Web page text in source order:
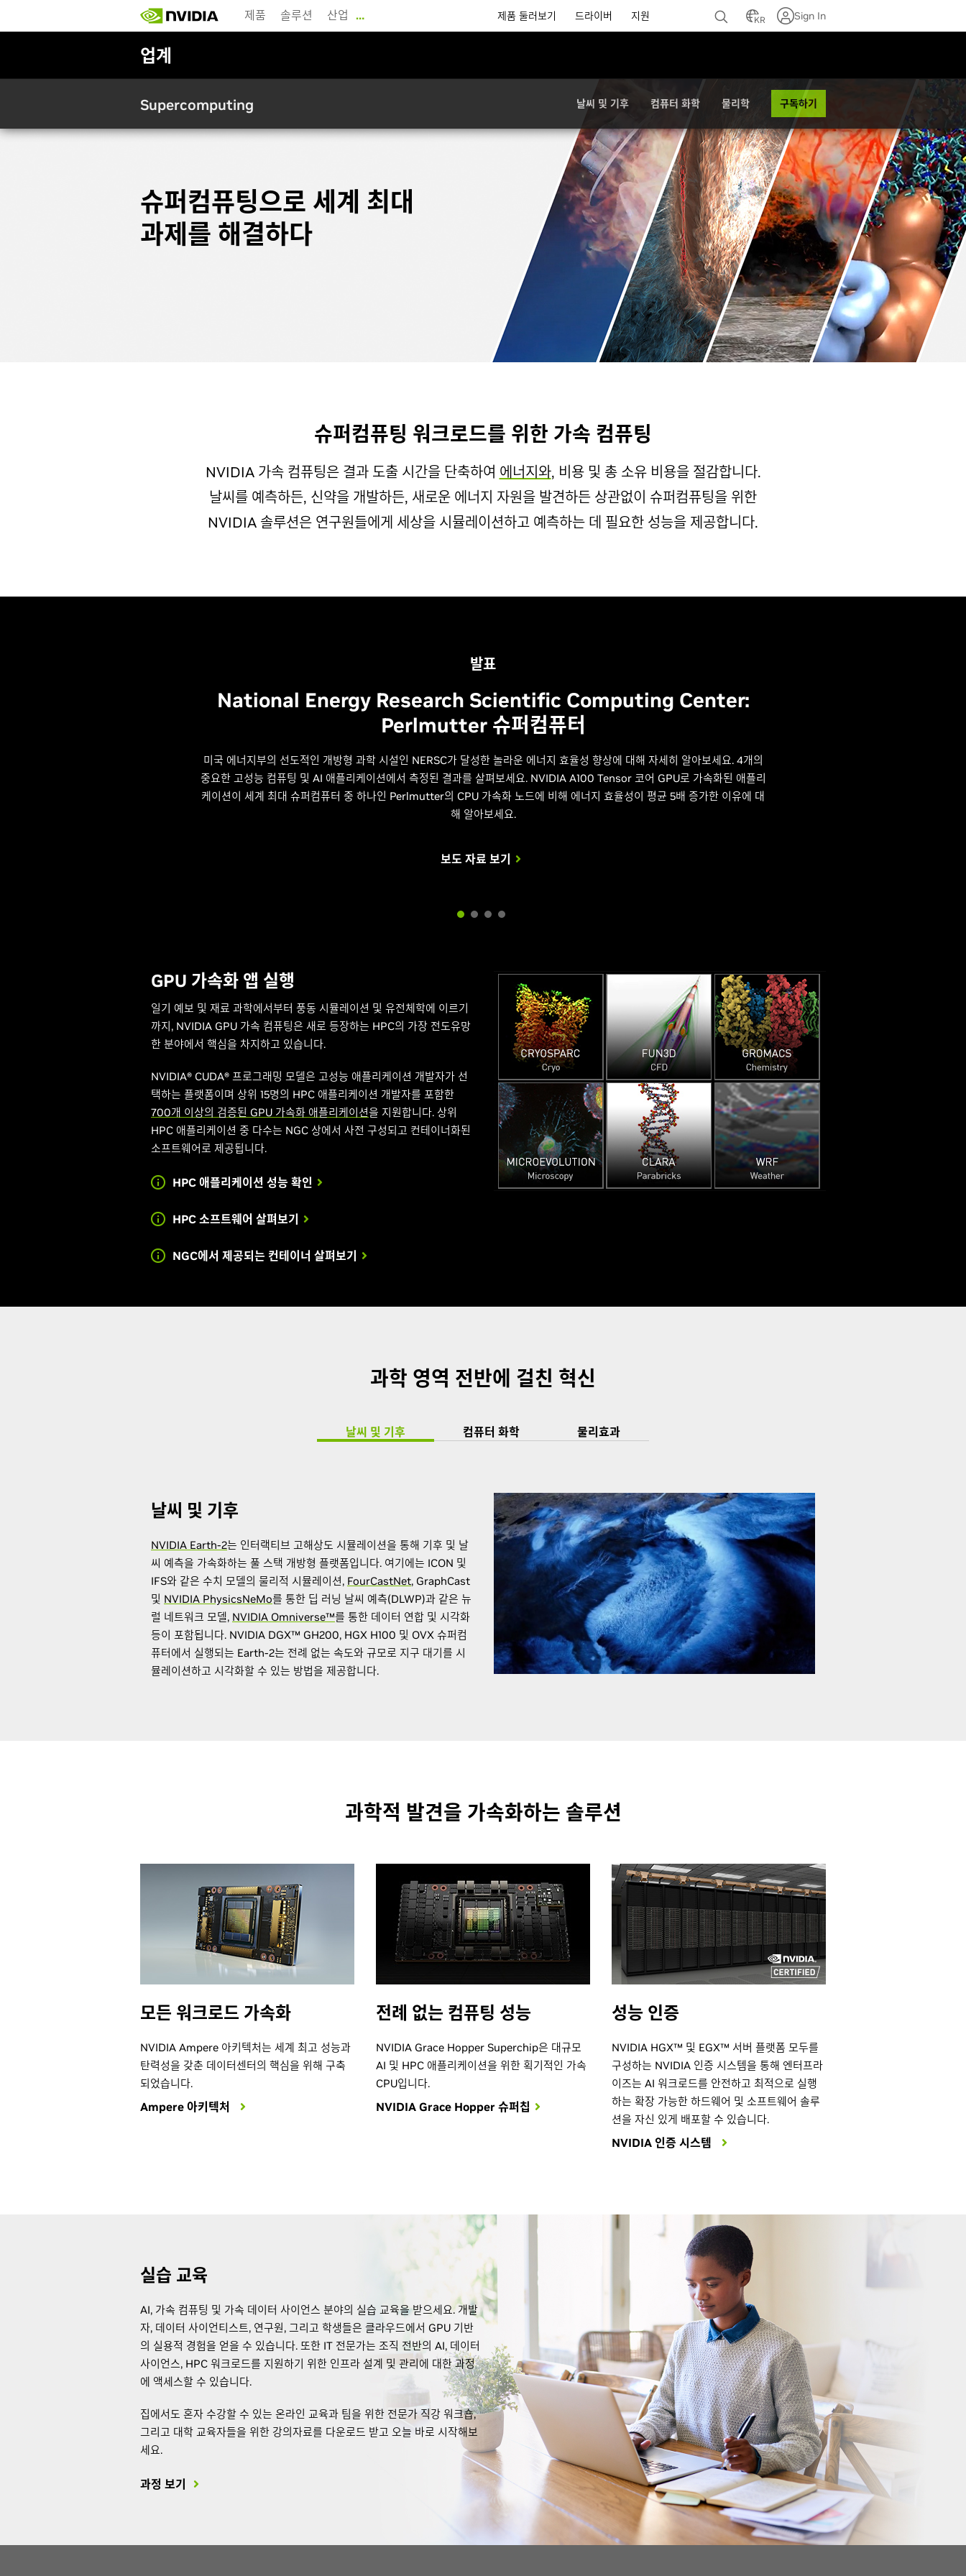
main
제품 솔루션 산업 … 제품 둘러보기 드라이버 지원 KR Sign In
업계
Supercomputing 날씨 및 기후 컴퓨터 화학 물리학 구독하기
슈퍼컴퓨팅으로 세계 최대
과제를 해결하다
슈퍼컴퓨팅 워크로드를 위한 가속 컴퓨팅
NVIDIA 가속 컴퓨팅은 결과 도출 시간을 단축하여 에너지와, 비용 및 총 소유 비용을 절감합니다.
날씨를 예측하든, 신약을 개발하든, 새로운 에너지 자원을 발견하든 상관없이 슈퍼컴퓨팅을 위한
NVIDIA 솔루션은 연구원들에게 세상을 시뮬레이션하고 예측하는 데 필요한 성능을 제공합니다.
발표
National Energy Research Scientific Computing Center:
Perlmutter 슈퍼컴퓨터
미국 에너지부의 선도적인 개방형 과학 시설인 NERSC가 달성한 놀라운 에너지 효율성 향상에 대해 자세히 알아보세요. 4개의
중요한 고성능 컴퓨팅 및 AI 애플리케이션에서 측정된 결과를 살펴보세요. NVIDIA A100 Tensor 코어 GPU로 가속화된 애플리
케이션이 세계 최대 슈퍼컴퓨터 중 하나인 Perlmutter의 CPU 가속화 노드에 비해 에너지 효율성이 평균 5배 증가한 이유에 대
해 알아보세요.
보도 자료 보기
영국의 GW4 제휴: Isambard 3 슈퍼컴퓨터
Grace CPU 아키텍처가 슈퍼컴퓨팅 혁신의 물결을 주도하고 에너지 효율성을 대폭 개선하며 재료 과학 및 재생 에너지와 같은
분야에서 연구소의 작업을 발전시킬 10엑사플롭 AI 슈퍼컴퓨터 Los Alamos National Laboratory의 Venado에서 지속 가능
한 고성능 컴퓨팅 솔루션의 새로운 시대를 여는 방법에 대해 살펴보세요.
보도 자료 보기
Los Alamos National Laboratory: Venado 슈퍼컴퓨
Grace CPU 아키텍처가 슈퍼컴퓨팅 혁신의 물결을 주도하고 에너지 효율성을 대폭 개선하며 재료 과학 및
재생 에너지와 같은 분야에서 연구소의 작업을 발전시킬 10엑사플롭 AI 슈퍼컴퓨터 Los Alamos National
Laboratory의 Venado에서 지속 가능한 고성능 컴퓨팅 솔루션의 새로운 시대를 여는 방법에 대해 살펴보세
보도 자료 보기
Argonne National Laboratory: Polaris 슈퍼컴퓨터
NVIDIA가 Polaris 슈퍼컴퓨터를 통해 Argonne National Laboratory에서 대규모 AI를 혁신하는 방법에
대해 알아보세요. 더 빠른 모델 훈련과 획기적인 과학적 발견을 주도하는 본 파트너십의 이면에 있는 기술에
대해 알아보세요.
보도 자료 보기
GPU 가속화 앱 실행
일기 예보 및 재료 과학에서부터 풍동 시뮬레이션 및 유전체학에 이르기
까지, NVIDIA GPU 가속 컴퓨팅은 새로 등장하는 HPC의 가장 전도유망
한 분야에서 핵심을 차지하고 있습니다.
NVIDIA® CUDA® 프로그래밍 모델은 고성능 애플리케이션 개발자가 선
택하는 플랫폼이며 상위 15명의 HPC 애플리케이션 개발자를 포함한
700개 이상의 검증된 GPU 가속화 애플리케이션을 지원합니다. 상위
HPC 애플리케이션 중 다수는 NGC 상에서 사전 구성되고 컨테이너화된
소프트웨어로 제공됩니다.
HPC 애플리케이션 성능 확인
HPC 소프트웨어 살펴보기
NGC에서 제공되는 컨테이너 살펴보기
과학 영역 전반에 걸친 혁신
날씨 및 기후 컴퓨터 화학 물리효과
날씨 및 기후
NVIDIA Earth-2는 인터랙티브 고해상도 시뮬레이션을 통해 기후 및 날
씨 예측을 가속화하는 풀 스택 개방형 플랫폼입니다. 여기에는 ICON 및
IFS와 같은 수치 모델의 물리적 시뮬레이션, FourCastNet, GraphCast
및 NVIDIA PhysicsNeMo를 통한 딥 러닝 날씨 예측(DLWP)과 같은 뉴
럴 네트워크 모델, NVIDIA Omniverse™를 통한 데이터 연합 및 시각화
등이 포함됩니다. NVIDIA DGX™ GH200, HGX H100 및 OVX 슈퍼컴
퓨터에서 실행되는 Earth-2는 전례 없는 속도와 규모로 지구 대기를 시
뮬레이션하고 시각화할 수 있는 방법을 제공합니다.
과학적 발견을 가속화하는 솔루션
모든 워크로드 가속화
NVIDIA Ampere 아키텍처는 세계 최고 성능과
탄력성을 갖춘 데이터센터의 핵심을 위해 구축
되었습니다.
Ampere 아키텍처
전례 없는 컴퓨팅 성능
NVIDIA Grace Hopper Superchip은 대규모
AI 및 HPC 애플리케이션을 위한 획기적인 가속
CPU입니다.
NVIDIA Grace Hopper 슈퍼칩
성능 인증
NVIDIA HGX™ 및 EGX™ 서버 플랫폼 모두를
구성하는 NVIDIA 인증 시스템을 통해 엔터프라
이즈는 AI 워크로드를 안전하고 최적으로 실행
하는 확장 가능한 하드웨어 및 소프트웨어 솔루
션을 자신 있게 배포할 수 있습니다.
NVIDIA 인증 시스템
실습 교육
AI, 가속 컴퓨팅 및 가속 데이터 사이언스 분야의 실습 교육을 받으세요. 개발
자, 데이터 사이언티스트, 연구원, 그리고 학생들은 클라우드에서 GPU 기반
의 실용적 경험을 얻을 수 있습니다. 또한 IT 전문가는 조직 전반의 AI, 데이터
사이언스, HPC 워크로드를 지원하기 위한 인프라 설계 및 관리에 대한 과정
에 액세스할 수 있습니다.
집에서도 혼자 수강할 수 있는 온라인 교육과 팀을 위한 전문가 직강 워크숍,
그리고 대학 교육자들을 위한 강의자료를 다운로드 받고 오늘 바로 시작해보
세요.
과정 보기